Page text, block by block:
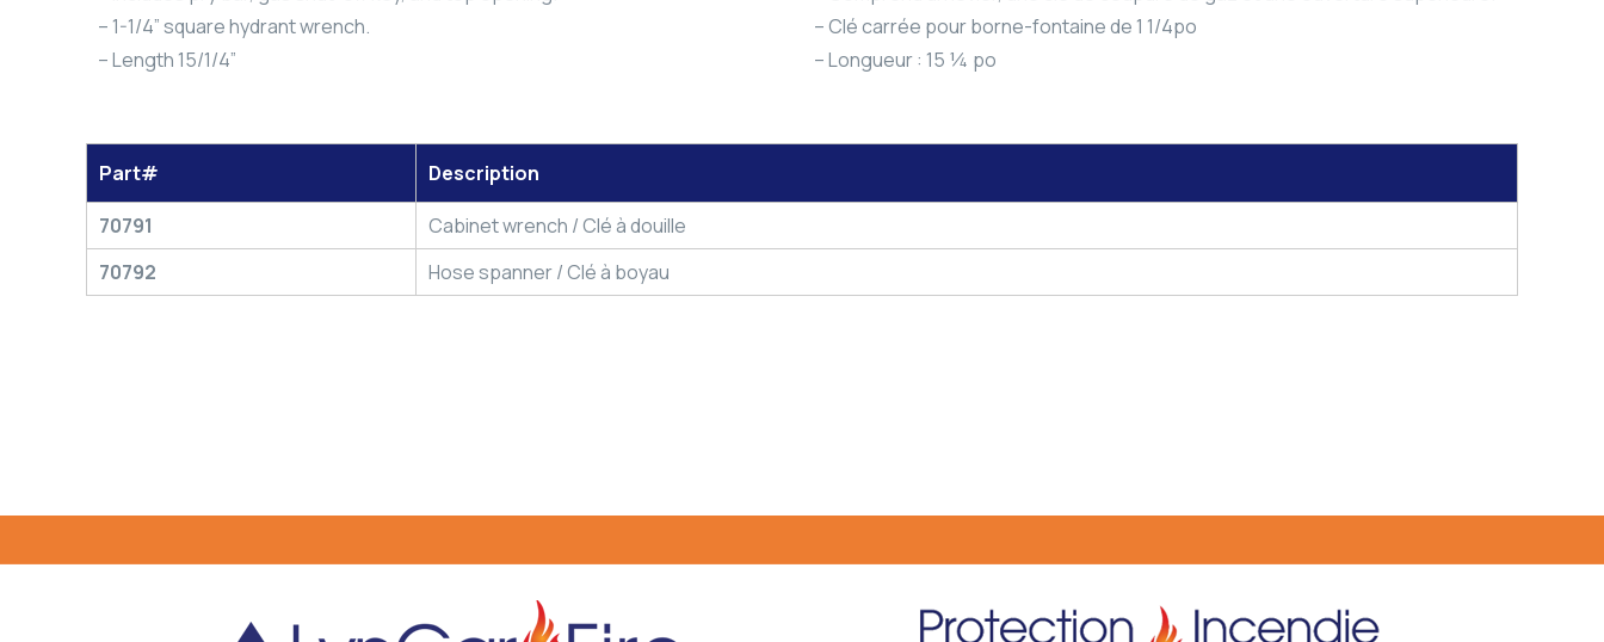
– 1-1/4” square hydrant wrench.
– Length 15/1/4”
– Clé carrée pour borne-fontaine de 1 1/4po
– Longueur : 15 ¼ po
Part#
Description
70791
Cabinet wrench / Clé à douille
70792
Hose spanner / Clé à boyau